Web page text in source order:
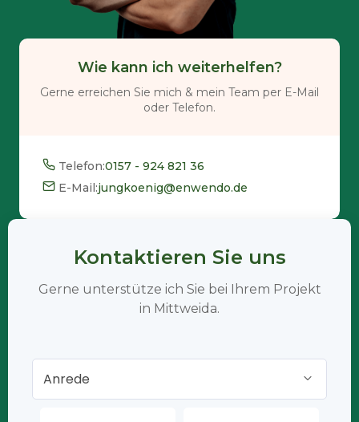
Wie kann ich weiterhelfen?
Gerne erreichen Sie mich & mein Team per E-Mail
oder Telefon.
Telefon:0157 - 924 821 36
E-Mail:jungkoenig@enwendo.de
Kontaktieren Sie uns
Gerne unterstütze ich Sie bei Ihrem Projekt
in Mittweida.